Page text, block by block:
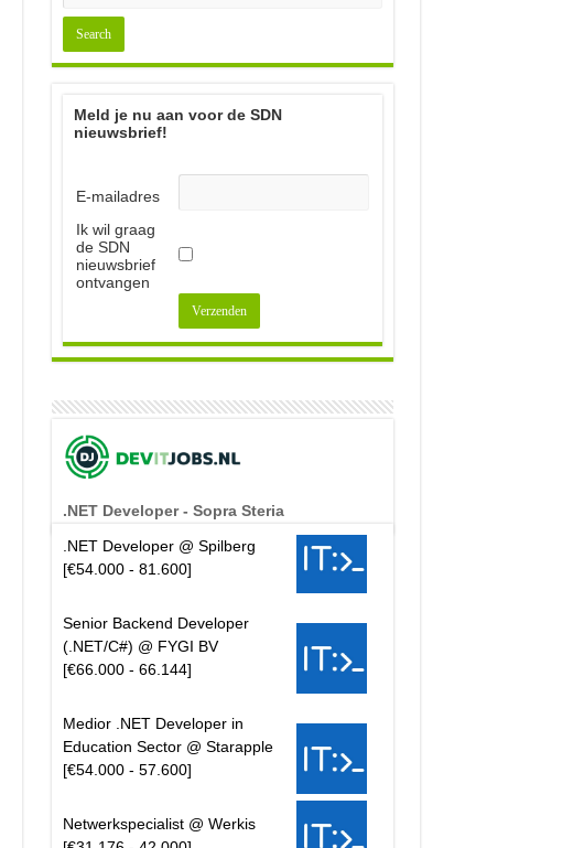
Meld je nu aan voor de SDN
nieuwsbrief!
E-mailadres
Ik wil graag
de SDN
nieuwsbrief
ontvangen
.NET Developer - Sopra Steria
.NET Developer @ Spilberg
[€54.000 - 81.600]
Senior Backend Developer
(.NET/C#) @ FYGI BV
[€66.000 - 66.144]
Medior .NET Developer in
Education Sector @ Starapple
[€54.000 - 57.600]
Netwerkspecialist @ Werkis